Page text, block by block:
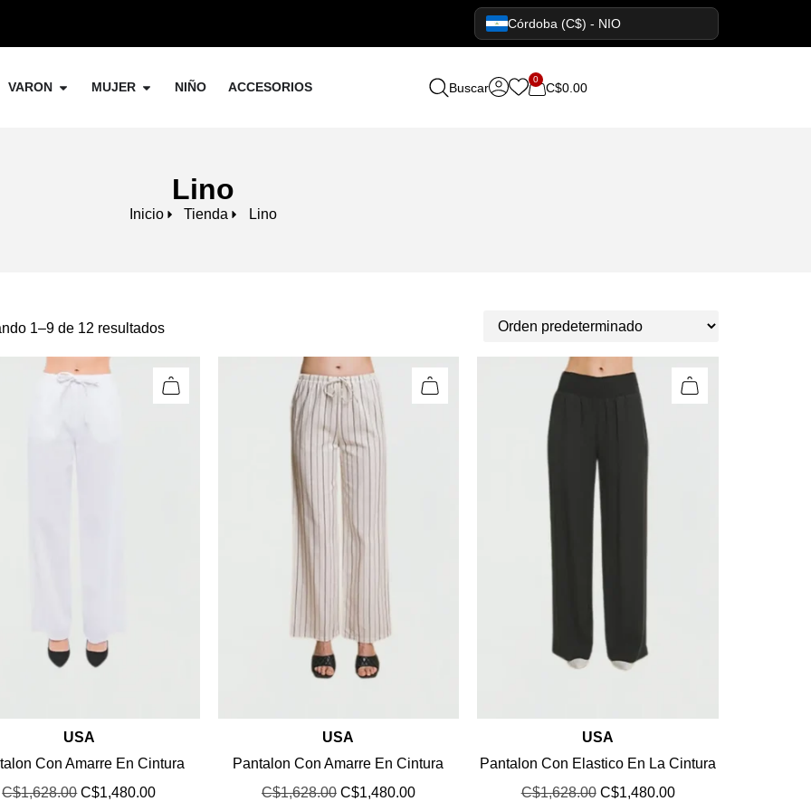
Córdoba (C$) - NIO
VARON MUJER NIÑO ACCESORIOS Buscar C$0.00
0
Lino
Inicio Tienda Lino
1–9 de 12 resultados
USA
Con Amarre En Cintura
C$1,628.00 C$1,480.00
USA
Pantalon Con Amarre En Cintura
C$1,628.00 C$1,480.00
USA
Pantalon Con Elastico En La Cintura
C$1,628.00 C$1,480.00